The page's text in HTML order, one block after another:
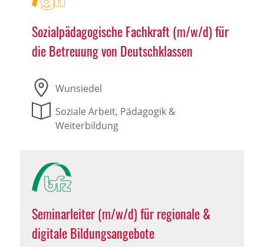
Sozialpädagogische Fachkraft (m/w/d) für
die Betreuung von Deutschklassen
Wunsiedel
Soziale Arbeit, Pädagogik &
Weiterbildung
Seminarleiter (m/w/d) für regionale &
digitale Bildungsangebote